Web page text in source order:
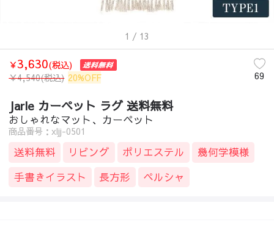
1 / 13
￥3,630(税込)
￥4,540(税込) 20%OFF 69
Jarle カーペット ラグ 送料無料
おしゃれなマット、カーペット
商品番号：xljj-0501
送料無料 リビング ポリエステル
幾何学模様
手書きイラスト
長方形 ペルシャ